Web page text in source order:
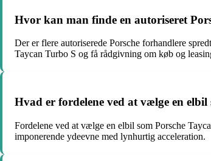
Hvor kan man finde en autoriseret
Der er flere autoriserede Porsche forhandlere
Taycan Turbo S og få rådgivning om køb og
Hvad er fordelene ved at vælge en elbil
Fordelene ved at vælge en elbil som Porsche
imponerende ydeevne med lynhurtig acceleration.